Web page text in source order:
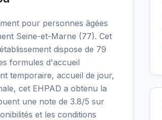
pour personnes âgées
Seine-et-Marne (77). Cet
dispose de 79
formules d'accueil
temporaire, accueil de jour,
cet EHPAD a obtenu la
une note de 3.8/5 sur
et les conditions